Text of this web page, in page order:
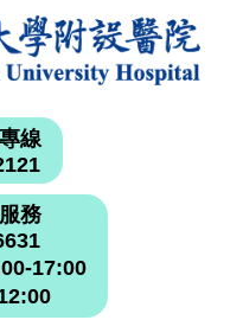
線
務
17:00